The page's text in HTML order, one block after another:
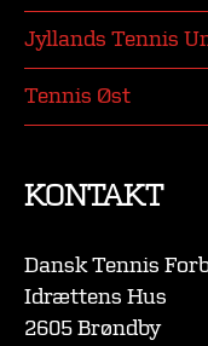
Jyllands Tennis
Tennis Øst
KONTAKT
Dansk Tennis
Idrættens Hus
2605 Brøndby